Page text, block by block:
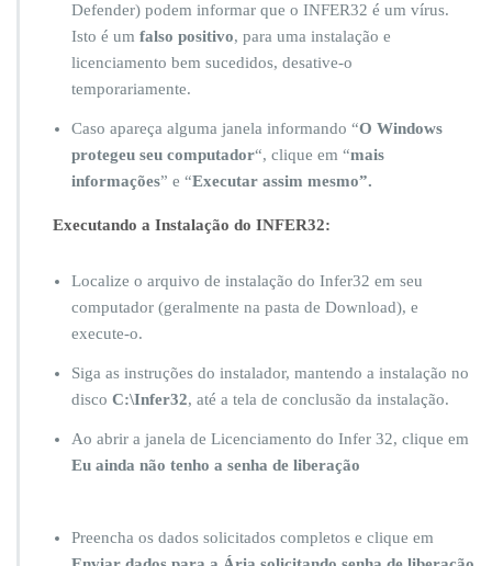
Defender) podem informar que o INFER32 é um vírus.
Isto é um falso positivo, para uma instalação e
licenciamento bem sucedidos, desative-o
temporariamente.
Caso apareça alguma janela informando “O Windows
protegeu seu computador“, clique em “mais
informações” e “Executar assim mesmo”.
Executando a Instalação do INFER32:
Localize o arquivo de instalação do Infer32 em seu
computador (geralmente na pasta de Download), e
execute-o.
Siga as instruções do instalador, mantendo a instalação no
disco C:\Infer32, até a tela de conclusão da instalação.
Ao abrir a janela de Licenciamento do Infer 32, clique em
Eu ainda não tenho a senha de liberação
Preencha os dados solicitados completos e clique em